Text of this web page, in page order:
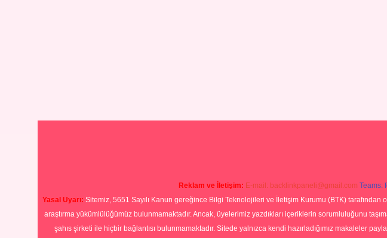
Reklam ve İletişim: E-mail: backlinkpaneli@gmail.com Teams:
Yasal Uyarı: Sitemiz, 5651 Sayılı Kanun gereğince Bilgi Teknolojileri ve İletişim Kurumu (BTK)
araştırma yükümlülüğümüz bulunmamaktadır. Ancak, üyelerimiz yazdıkları içeriklerin sorumluluğunu
şahıs şirketi ile hiçbir bağlantısı bulunmamaktadır. Sitede yalnızca kendi hazırladığımız makaleler